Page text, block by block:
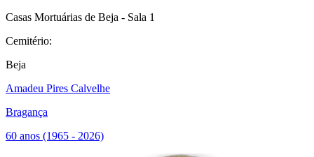
Casas Mortuárias de Beja - Sala 1
Cemitério:
Beja
Amadeu Pires Calvelhe
Bragança
60 anos (1965 - 2026)